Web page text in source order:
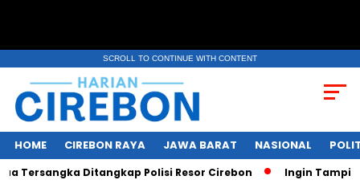
SCROLL TO CONTINUE WITH CONTENT
HOME CIREBON RAYA JAWA BARAT NASIONAL
Ditangkap Polisi Resor Cirebon Ingin Tampil di